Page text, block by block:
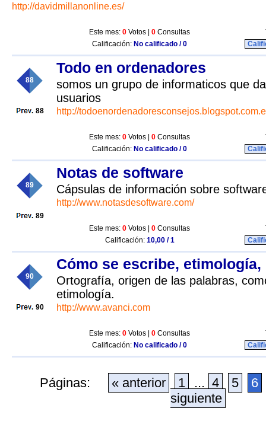
http://davidmillanonline.es/
Este mes: 0 Votos | 0 Consultas
Calificación: No calificado / 0
88
88
Todo en ordenadores
somos un grupo de informaticos que
usuarios
http://
Este mes: 0 Votos | 0 Consultas
Calificación: No calificado / 0
89
89
Notas de software
Cápsulas de información sobre
http://www.notasdesoftware.com/
Este mes: 0 Votos | 0 Consultas
Calificación: 10,00 / 1
90
90
Cómo se escribe,
Ortografía, origen de las palabras,
etimología.
http://www.avanci.com
Este mes: 0 Votos | 0 Consultas
Calificación: No calificado / 0
Páginas: « anterior 1 ... 4 5
6
siguiente